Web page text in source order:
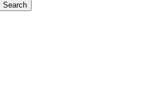
Search